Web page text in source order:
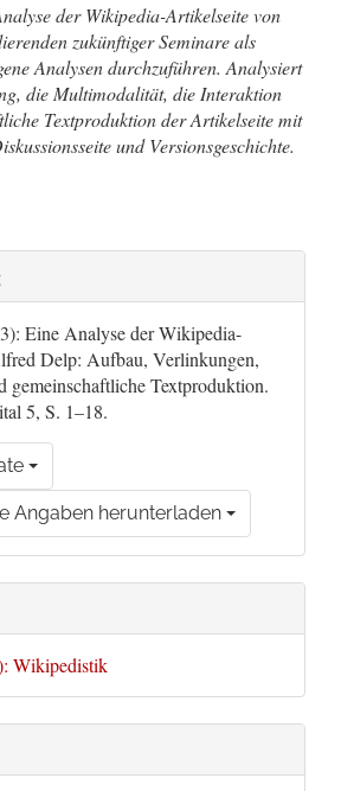
der Wikipedia-Artikelseite von
zukünftiger Seminare als
Analysen durchzuführen. Analysiert
die Multimodalität, die Interaktion
Textproduktion der Artikelseite mit
und Versionsgeschichte.
Eine Analyse der Wikipedia-
Delp: Aufbau, Verlinkungen,
gemeinschaftliche Textproduktion.
5, S. 1–18.
Angaben herunterladen
Wikipedistik